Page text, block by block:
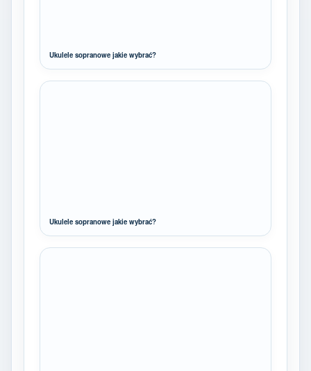
Ukulele sopranowe jakie wybrać?
Ukulele sopranowe jakie wybrać?